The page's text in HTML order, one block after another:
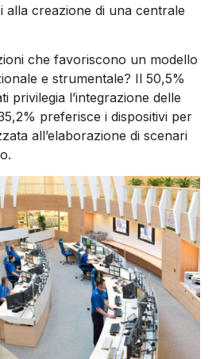
alla creazione di una centrale
che favoriscono un modello
e strumentale? Il 50,5%
privilegia l’integrazione delle
preferisce i dispositivi per
all’elaborazione di scenari